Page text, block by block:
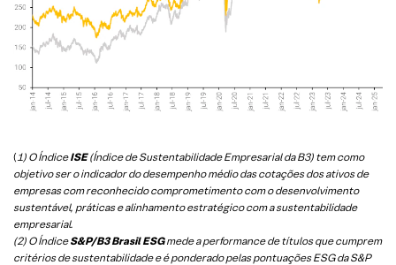
( 1) O ÍndiceISE(Índice de Sustentabilidade Empresarial da B3) tem como
objetivo ser o indicador do desempenho médio das cotações dos ativos de
empresas com reconhecido comprometimento com o desenvolvimento
sustentável, práticas e alinhamento estratégico com a sustentabilidade
empresarial.
(2) O ÍndiceS&P/B3 Brasil ESGmede a performance de títulos que cumprem
critérios de sustentabilidade e é ponderado pelas pontuações ESG da S&P